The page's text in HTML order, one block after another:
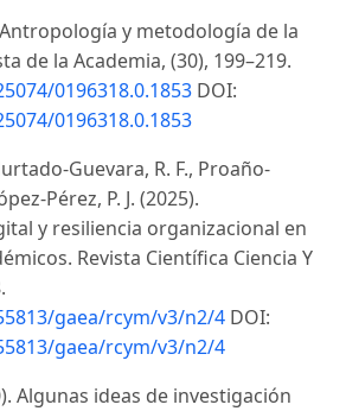
y metodología de la
de la Academia, (30), 199–219.
0196318.0.1853 DOI:
0196318.0.1853
Guevara, R. F., Proaño-
Pérez, P. J. (2025).
y resiliencia organizacional en
Revista Científica Ciencia Y
gaea/rcym/v3/n2/4 DOI:
gaea/rcym/v3/n2/4
Algunas ideas de investigación